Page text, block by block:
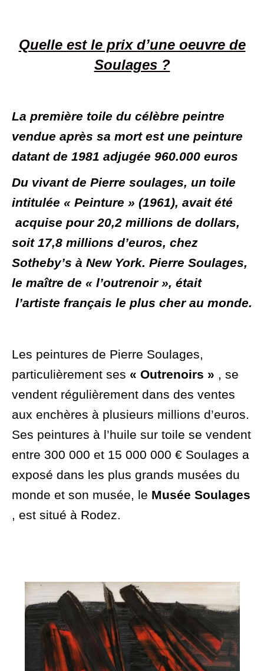
Quelle est le prix d’une oeuvre de
Soulages ?
La première toile du célèbre peintre
vendue après sa mort est une peinture
datant de 1981 adjugée 960.000 euros
Du vivant de Pierre soulages, un toile
intitulée « Peinture » (1961), avait été
acquise pour 20,2 millions de dollars,
soit 17,8 millions d’euros, chez
Sotheby’s à New York. Pierre Soulages,
le maître de « l’outrenoir », était
l’artiste français le plus cher au monde.
Les peintures de Pierre Soulages,
particulièrement ses « Outrenoirs » , se
vendent régulièrement dans des ventes
aux enchères à plusieurs millions d’euros.
Ses peintures à l’huile sur toile se vendent
entre 300 000 et 15 000 000 € Soulages a
exposé dans les plus grands musées du
monde et son musée, le Musée Soulages
, est situé à Rodez.